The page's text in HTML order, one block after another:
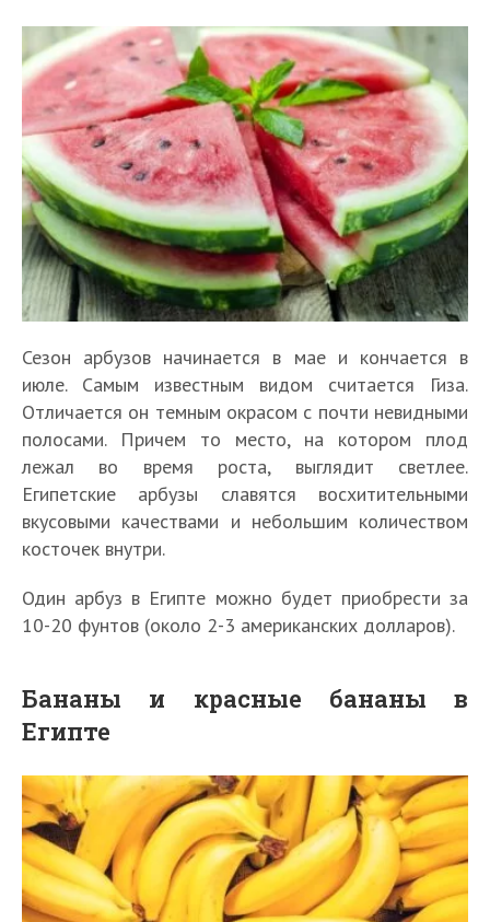
Сезон арбузов начинается в мае и кончается в
июле. Самым известным видом считается Гиза.
Отличается он темным окрасом с почти невидными
полосами. Причем то место, на котором плод
лежал во время роста, выглядит светлее.
Египетские арбузы славятся восхитительными
вкусовыми качествами и небольшим количеством
косточек внутри.
Один арбуз в Египте можно будет приобрести за
10-20 фунтов (около 2-3 американских долларов).
Бананы и красные бананы в
Египте